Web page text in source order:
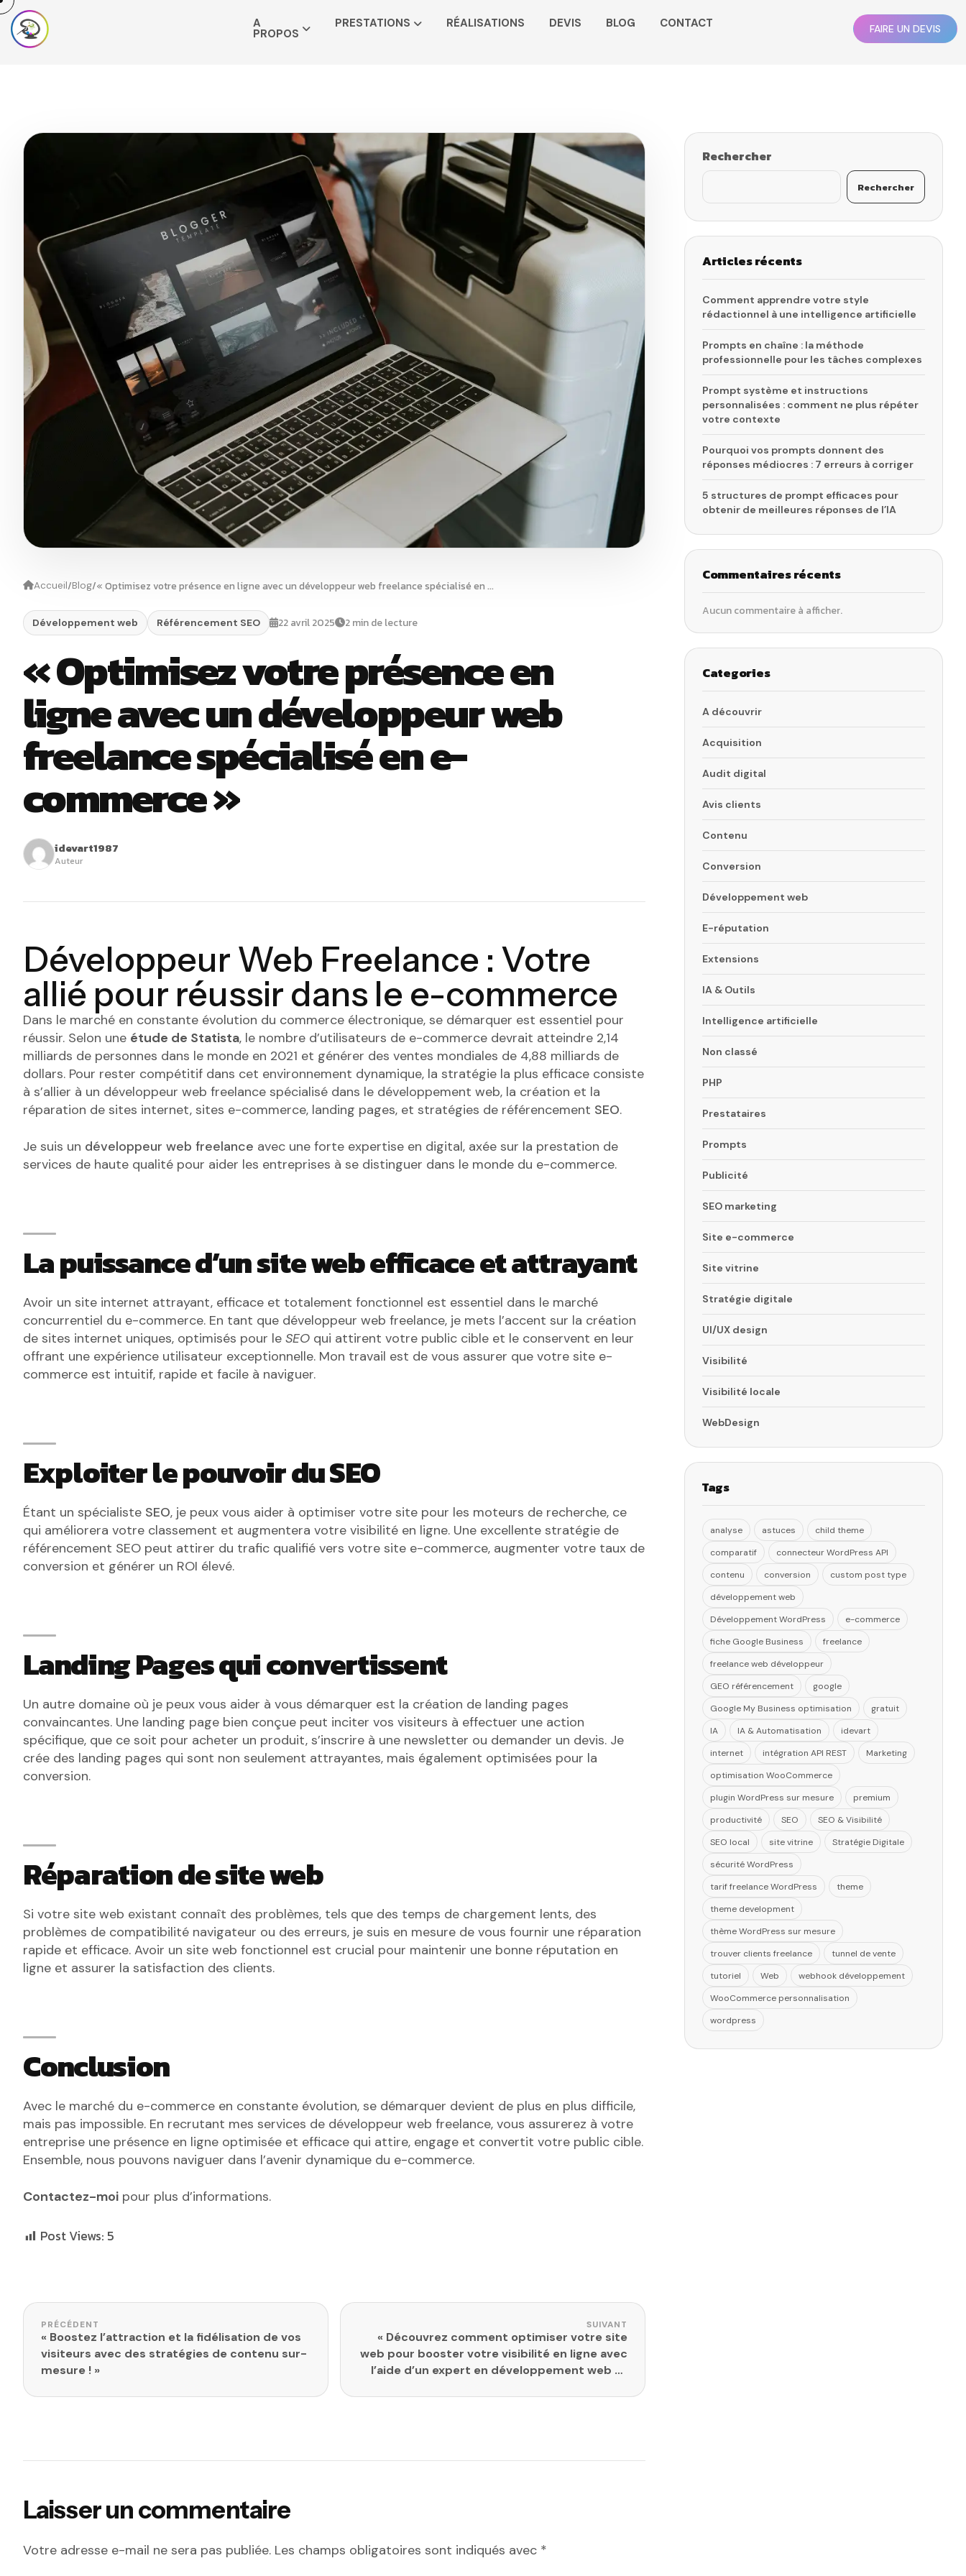
A
PROPOS
PRESTATIONS RÉALISATIONS DEVIS BLOG CONTACT FAIRE UN DEVIS
Accueil/Blog/ « Optimisez votre présence en ligne avec un développeur web freelance spécialisé en e-commerce »
Développement web Référencement SEO 22 avril 2025 2 min de lecture
« Optimisez votre présence en
ligne avec un développeur web
freelance spécialisé en e-
commerce »
idevart1987
Auteur
Développeur Web Freelance : Votre
allié pour réussir dans le e-commerce
Dans le marché en constante évolution du commerce électronique, se démarquer est essentiel pour
réussir. Selon une étude de Statista, le nombre d’utilisateurs de e-commerce devrait atteindre 2,14
milliards de personnes dans le monde en 2021 et générer des ventes mondiales de 4,88 milliards de
dollars. Pour rester compétitif dans cet environnement dynamique, la stratégie la plus efficace consiste
à s’allier à un développeur web freelance spécialisé dans le développement web, la création et la
réparation de sites internet, sites e-commerce, landing pages, et stratégies de référencement SEO.
Je suis un développeur web freelance avec une forte expertise en digital, axée sur la prestation de
services de haute qualité pour aider les entreprises à se distinguer dans le monde du e-commerce.
La puissance d’un site web efficace et attrayant
Avoir un site internet attrayant, efficace et totalement fonctionnel est essentiel dans le marché
concurrentiel du e-commerce. En tant que développeur web freelance, je mets l’accent sur la création
de sites internet uniques, optimisés pour le SEO qui attirent votre public cible et le conservent en leur
offrant une expérience utilisateur exceptionnelle. Mon travail est de vous assurer que votre site e-
commerce est intuitif, rapide et facile à naviguer.
Exploiter le pouvoir du SEO
Étant un spécialiste SEO, je peux vous aider à optimiser votre site pour les moteurs de recherche, ce
qui améliorera votre classement et augmentera votre visibilité en ligne. Une excellente stratégie de
référencement SEO peut attirer du trafic qualifié vers votre site e-commerce, augmenter votre taux de
conversion et générer un ROI élevé.
Landing Pages qui convertissent
Un autre domaine où je peux vous aider à vous démarquer est la création de landing pages
convaincantes. Une landing page bien conçue peut inciter vos visiteurs à effectuer une action
spécifique, que ce soit pour acheter un produit, s’inscrire à une newsletter ou demander un devis. Je
crée des landing pages qui sont non seulement attrayantes, mais également optimisées pour la
conversion.
Réparation de site web
Si votre site web existant connaît des problèmes, tels que des temps de chargement lents, des
problèmes de compatibilité navigateur ou des erreurs, je suis en mesure de vous fournir une réparation
rapide et efficace. Avoir un site web fonctionnel est crucial pour maintenir une bonne réputation en
ligne et assurer la satisfaction des clients.
Conclusion
Avec le marché du e-commerce en constante évolution, se démarquer devient de plus en plus difficile,
mais pas impossible. En recrutant mes services de développeur web freelance, vous assurerez à votre
entreprise une présence en ligne optimisée et efficace qui attire, engage et convertit votre public cible.
Ensemble, nous pouvons naviguer dans l’avenir dynamique du e-commerce.
Contactez-moi pour plus d’informations.
Post Views: 5
Navigation de l’article
PRÉCÉDENT
« Boostez l’attraction et la fidélisation de vos
visiteurs avec des stratégies de contenu sur-
mesure ! »
SUIVANT
« Découvrez comment optimiser votre site
web pour booster votre visibilité en ligne avec
l’aide d’un expert en développement web et
Laisser un commentaire
Votre adresse e-mail ne sera pas publiée. Les champs obligatoires sont indiqués avec *
Rechercher
Rechercher
Articles récents
Comment apprendre votre style
rédactionnel à une intelligence artificielle
Prompts en chaîne : la méthode
professionnelle pour les tâches complexes
Prompt système et instructions
personnalisées : comment ne plus répéter
votre contexte
Pourquoi vos prompts donnent des
réponses médiocres : 7 erreurs à corriger
5 structures de prompt efficaces pour
obtenir de meilleures réponses de l’IA
Commentaires récents
Aucun commentaire à afficher.
Categories
A découvrir
Acquisition
Audit digital
Avis clients
Contenu
Conversion
Développement web
E-réputation
Extensions
IA & Outils
Intelligence artificielle
Non classé
PHP
Prestataires
Prompts
Publicité
SEO marketing
Site e-commerce
Site vitrine
Stratégie digitale
UI/UX design
Visibilité
Visibilité locale
WebDesign
Tags
analyse astuces
child theme
comparatif
connecteur WordPress API
contenu
conversion
custom post type
développement web
Développement WordPress
e-commerce
fiche Google Business
freelance
freelance web développeur
GEO référencement
google
Google My Business optimisation
gratuit
IA
IA & Automatisation
idevart
internet
intégration API REST
Marketing
optimisation WooCommerce
plugin WordPress sur mesure
premium
productivité
SEO
SEO & Visibilité
SEO local
site vitrine
Stratégie Digitale
sécurité WordPress
tarif freelance WordPress
theme
theme development
thème WordPress sur mesure
trouver clients freelance
tunnel de vente
tutoriel
Web
webhook développement
WooCommerce personnalisation
wordpress